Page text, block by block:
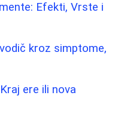
Efekti, Vrste i
kroz simptome,
ere ili nova